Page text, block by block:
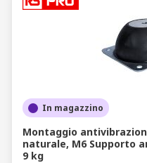
In magazzino
Montaggio
naturale, M6 Supporto
9 kg